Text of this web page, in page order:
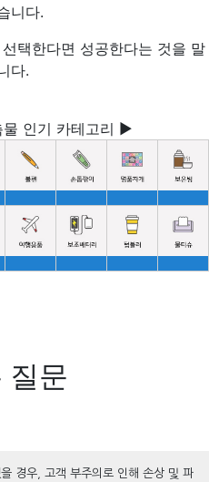
니다.
택한다면 성공한다는 것을 말
다.
인기 카테고리 ▶
질문
경우, 고객 부주의로 인해 손상 및 파